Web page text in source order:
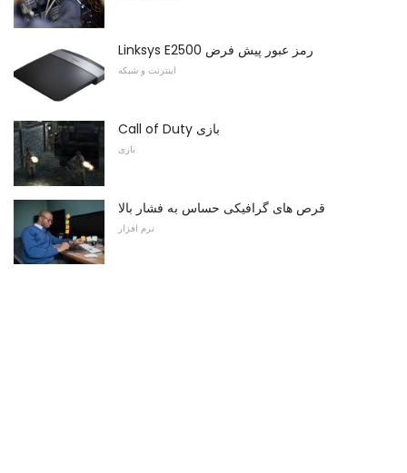
Linksys E2500 رمز عبور پیش فرض
اینترنت و شبکه
Call of Duty بازی
بازی
قرص های گرافیکی حساس به فشار بالا
نرم افزار